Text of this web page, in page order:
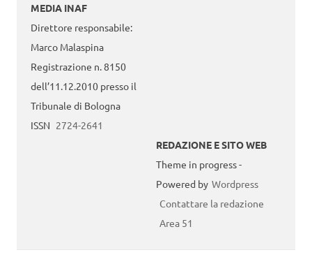
MEDIA INAF
Direttore responsabile:
Marco Malaspina
Registrazione n. 8150
dell’11.12.2010 presso il
Tribunale di Bologna
ISSN 2724-2641
REDAZIONE E SITO WEB
Theme in progress -
Powered by Wordpress
Contattare la redazione
Area 51